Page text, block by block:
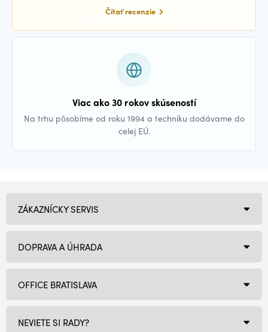
Čítať recenzie
Viac ako 30 rokov skúseností
Na trhu pôsobíme od roku 1994 a techniku dodávame do
celej EÚ.
OFFICE BRATISLAVA
NEVIETE SI RADY?
ZÁKAZNÍCKY SERVIS
DOPRAVA A ÚHRADA